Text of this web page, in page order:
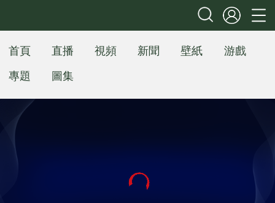
首頁 直播 視頻 新聞 壁紙
游戲
專題
圖集